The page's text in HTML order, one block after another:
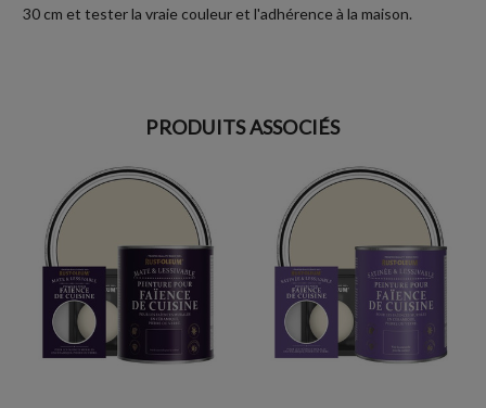
30 cm et tester la vraie couleur et l'adhérence à la maison.
PRODUITS ASSOCIÉS